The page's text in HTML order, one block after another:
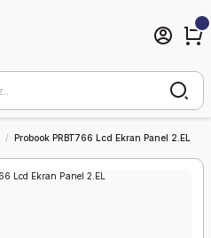
Probook PRBT766 Lcd Ekran Panel 2.EL